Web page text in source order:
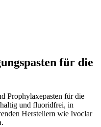
für die
Prophylaxepasten für die
und fluoridfrei, in
Herstellern wie Ivoclar